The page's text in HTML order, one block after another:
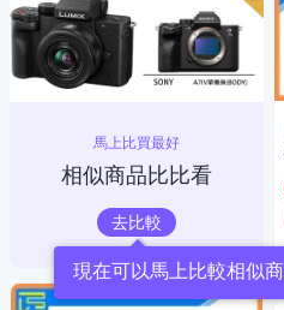
馬上比買最好
相似商品比比看
去比較
現在可以馬上比較相似商